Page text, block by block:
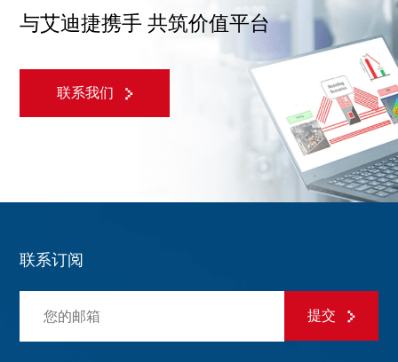
与艾迪捷携手 共筑价值平台
联系我们
联系订阅
提交